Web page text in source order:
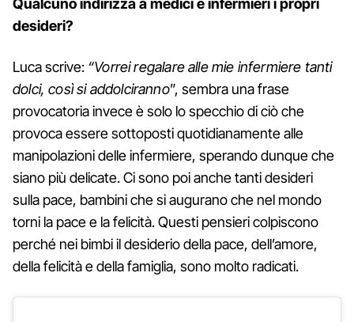
Qualcuno indirizza a medici e infermieri i propri
desideri?
Luca scrive: “Vorrei regalare alle mie infermiere tanti
dolci, così si addolciranno”, sembra una frase
provocatoria invece è solo lo specchio di ciò che
provoca essere sottoposti quotidianamente alle
manipolazioni delle infermiere, sperando dunque che
siano più delicate. Ci sono poi anche tanti desideri
sulla pace, bambini che si augurano che nel mondo
torni la pace e la felicità. Questi pensieri colpiscono
perché nei bimbi il desiderio della pace, dell’amore,
della felicità e della famiglia, sono molto radicati.